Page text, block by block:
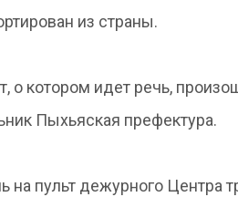
из страны.
о котором идет речь,
Пыхьяская префектура.
на пульт дежурного Центра